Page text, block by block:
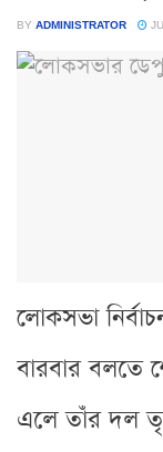
BY ADMINISTRATOR
লোকসভা
বারবার বলতে
এলে তাঁর দল